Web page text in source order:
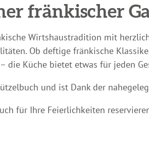
fränkischer
Wirtshaustradition mit
Ob deftige fränkische
die Küche bietet etwas für jeden
und ist Dank der
für Ihre Feierlichkeiten